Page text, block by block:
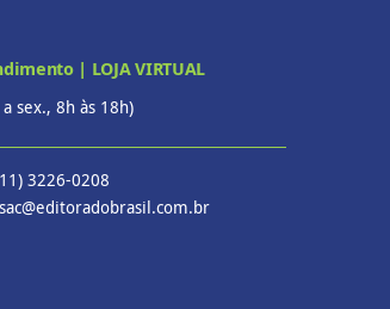
| LOJA VIRTUAL
a sex., 8h às 18h)
3226-0208
sac@editoradobrasil.com.br